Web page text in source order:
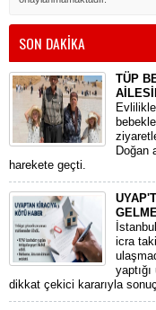
SON DAKİKA
TÜP
Doğan
harekete geçti.
icra
dikkat çekici kararıyla